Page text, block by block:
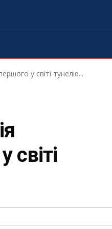
у світі тунелю...
світі